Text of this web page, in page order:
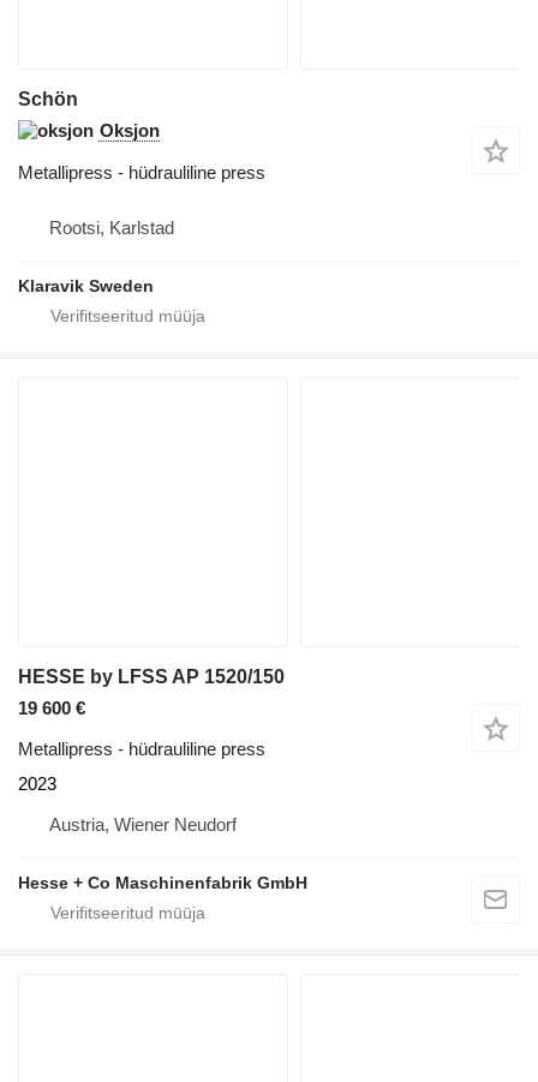
Schön
Oksjon
Metallipress - hüdrauliline press
Rootsi, Karlstad
Klaravik Sweden
HESSE by LFSS AP 1520/150
19 600 €
Metallipress - hüdrauliline press
2023
Austria, Wiener Neudorf
Hesse + Co Maschinenfabrik GmbH